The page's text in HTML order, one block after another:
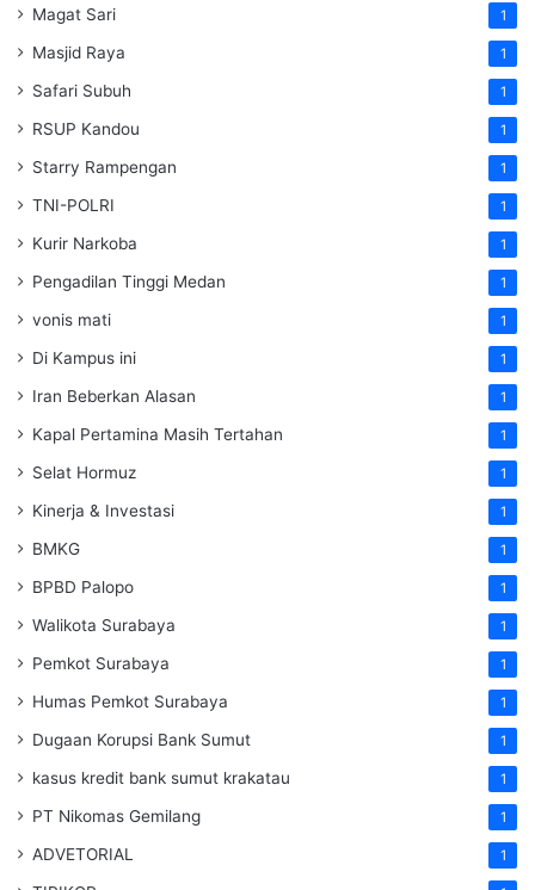
Magat Sari 1
Masjid Raya 1
Safari Subuh 1
RSUP Kandou 1
Starry Rampengan 1
TNI-POLRI 1
Kurir Narkoba 1
Pengadilan Tinggi Medan 1
vonis mati 1
Di Kampus ini 1
Iran Beberkan Alasan 1
Kapal Pertamina Masih Tertahan 1
Selat Hormuz 1
Kinerja & Investasi 1
BMKG 1
BPBD Palopo 1
Walikota Surabaya 1
Pemkot Surabaya 1
Humas Pemkot Surabaya 1
Dugaan Korupsi Bank Sumut 1
kasus kredit bank sumut krakatau 1
PT Nikomas Gemilang 1
ADVETORIAL 1